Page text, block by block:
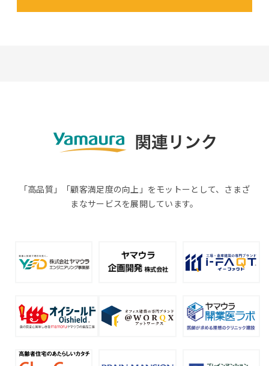
「高品質」「顧客満足度の向上」をモットーとして、さまざ
まなサービスを展開しています。